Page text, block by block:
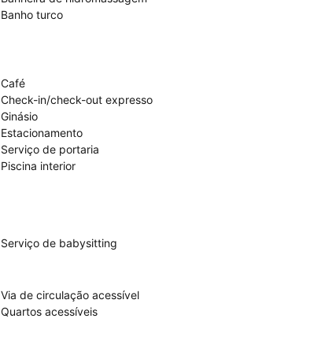
Banho turco
Café
Check-in/check-out expresso
Ginásio
Estacionamento
Serviço de portaria
Piscina interior
Serviço de babysitting
Via de circulação acessível
Quartos acessíveis